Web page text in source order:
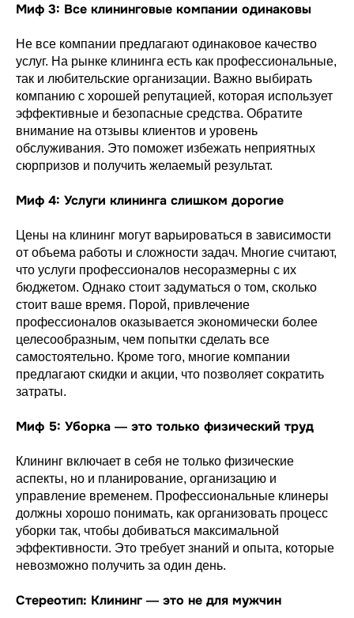
Миф 3: Все клининговые компании одинаковы
Не все компании предлагают одинаковое качество
услуг. На рынке клининга есть как профессиональные,
так и любительские организации. Важно выбирать
компанию с хорошей репутацией, которая использует
эффективные и безопасные средства. Обратите
внимание на отзывы клиентов и уровень
обслуживания. Это поможет избежать неприятных
сюрпризов и получить желаемый результат.
Миф 4: Услуги клининга слишком дорогие
Цены на клининг могут варьироваться в зависимости
от объема работы и сложности задач. Многие считают,
что услуги профессионалов несоразмерны с их
бюджетом. Однако стоит задуматься о том, сколько
стоит ваше время. Порой, привлечение
профессионалов оказывается экономически более
целесообразным, чем попытки сделать все
самостоятельно. Кроме того, многие компании
предлагают скидки и акции, что позволяет сократить
затраты.
Миф 5: Уборка — это только физический труд
Клининг включает в себя не только физические
аспекты, но и планирование, организацию и
управление временем. Профессиональные клинеры
должны хорошо понимать, как организовать процесс
уборки так, чтобы добиваться максимальной
эффективности. Это требует знаний и опыта, которые
невозможно получить за один день.
Стереотип: Клининг — это не для мужчин